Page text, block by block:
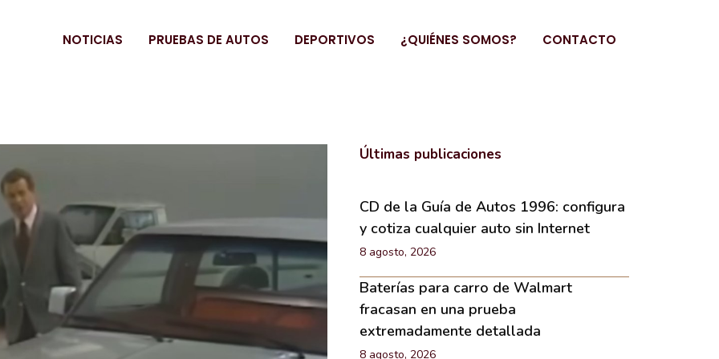
NOTICIAS PRUEBAS DE AUTOS DEPORTIVOS ¿QUIÉNES SOMOS? CONTACTO
Últimas publicaciones
CD de la Guía de Autos 1996: configura
y cotiza cualquier auto sin Internet
8 agosto, 2026
Baterías para carro de Walmart
fracasan en una prueba
extremadamente detallada
8 agosto, 2026